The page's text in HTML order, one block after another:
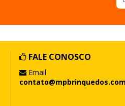
FALE CONOSCO
Email